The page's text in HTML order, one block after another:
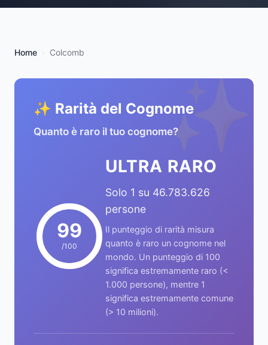
Home Colcomb
✨
✨ Rarità del Cognome
Quanto è raro il tuo cognome?
99
/100
ULTRA RARO
Solo 1 su 46.783.626
persone
Il punteggio di rarità misura
quanto è raro un cognome nel
mondo. Un punteggio di 100
significa estremamente raro (<
1.000 persone), mentre 1
significa estremamente comune
(> 10 milioni).